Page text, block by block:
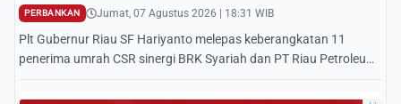
PERBANKAN Jumat, 07 Agustus 2026 | 18:31 WIB
Plt Gubernur Riau SF Hariyanto melepas keberangkatan 11
penerima umrah CSR sinergi BRK Syariah dan PT Riau Petroleum